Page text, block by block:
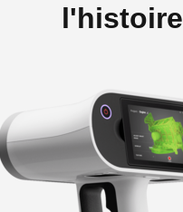
l'histoire